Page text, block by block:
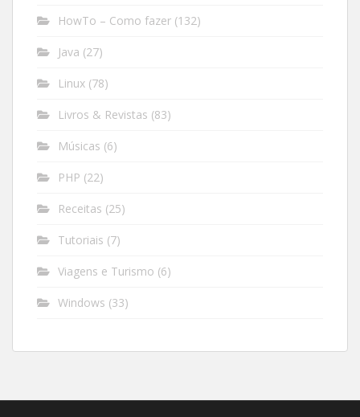
HowTo – Como fazer (132)
Java (27)
Linux (78)
Livros & Revistas (83)
Músicas (6)
PHP (22)
Receitas (25)
Tutoriais (7)
Viagens e Turismo (6)
Windows (33)